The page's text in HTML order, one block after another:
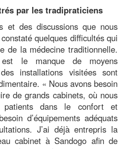
par les tradipraticiens
et des discussions que nous
quelques difficultés qui
de la médecine traditionnelle.
le manque de moyens
installations visitées sont
« Nous avons besoin
de grands cabinets, où nous
patients dans le confort et
d’équipements adéquats
J’ai déjà entrepris la
cabinet à Sandogo afin de